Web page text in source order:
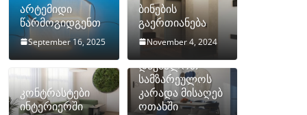
არტემიდი
წარმოგიდგენთ
September 16, 2025
ბინების
გაერთიანება
November 4, 2024
კონტრასტები
ინტერიერში
როგორ
დავმალოთ
სამზარეულოს
კარადა მისაღებ
ოთახში